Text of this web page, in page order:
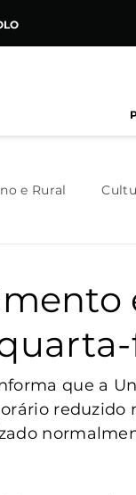
e Rural
Legislativo
Conselho Tutelar
que a